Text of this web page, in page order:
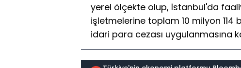
yerel ölçekte olup, İstanbul'da
işletmelerine toplam 10 milyon 114
idari para cezası uygulanmasına